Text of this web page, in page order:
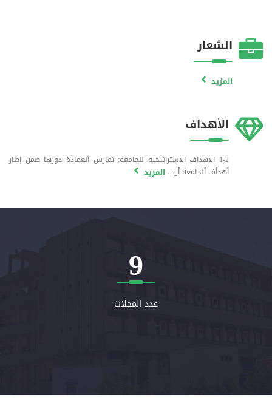
الشعار
المزيد
الأهداف
1-2 الاهداف الاستراتيجية للجامعة: تمارس ألعمادة دورها ضمن إطار
أهدأف ألجامعة أل... المزيد
9
عدد المجلات